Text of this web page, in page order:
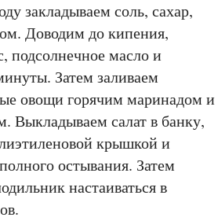
закладываем соль, сахар,
Доводим до кипения,
подсолнечное масло и
Затем заливаем
овощи горячим маринадом и
Выкладываем салат в банку,
крышкой и
остывания. Затем
настаиваться в